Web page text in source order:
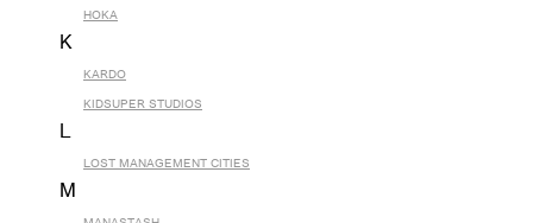
HOKA
K
KARDO
KIDSUPER STUDIOS
L
LOST MANAGEMENT CITIES
M